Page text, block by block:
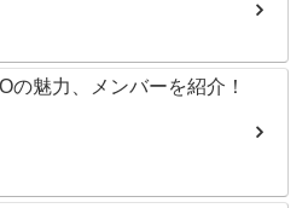
の魅力、メンバーを紹介！